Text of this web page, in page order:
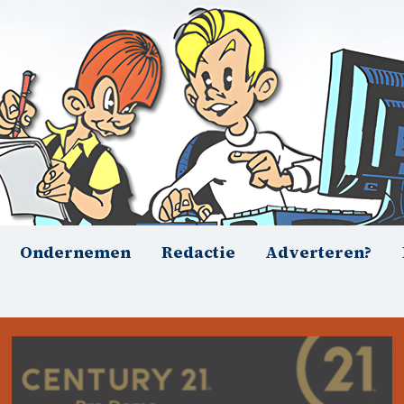
Ondernemen Redactie Adverteren?